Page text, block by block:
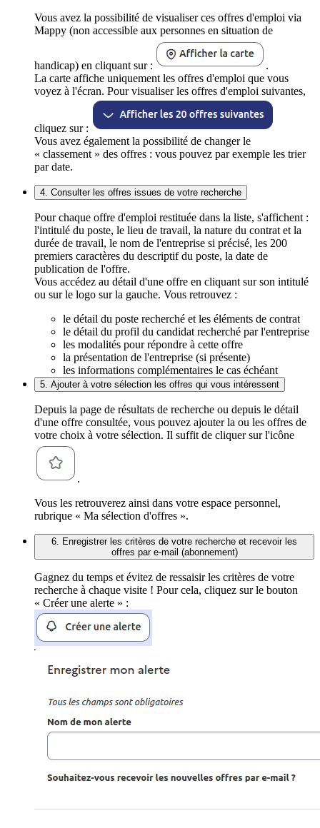
Vous avez la possibilité de visualiser ces offres d'emploi via
Mappy (non accessible aux personnes en situation de
handicap) en cliquant sur :
.
La carte affiche uniquement les offres d'emploi que vous
voyez à l'écran. Pour visualiser les offres d'emploi suivantes,
cliquez sur :
Vous avez également la possibilité de changer le
« classement » des offres : vous pouvez par exemple les trier
par date.
4. Consulter les offres issues de votre recherche
Pour chaque offre d'emploi restituée dans la liste, s'affichent :
l'intitulé du poste, le lieu de travail, la nature du contrat et la
durée de travail, le nom de l'entreprise si précisé, les 200
premiers caractères du descriptif du poste, la date de
publication de l'offre.
Vous accédez au détail d'une offre en cliquant sur son intitulé
ou sur le logo sur la gauche. Vous retrouvez :
le détail du poste recherché et les éléments de contrat
le détail du profil du candidat recherché par l'entreprise
les modalités pour répondre à cette offre
la présentation de l'entreprise (si présente)
les informations complémentaires le cas échéant
5. Ajouter à votre sélection les offres qui vous intéressent
Depuis la page de résultats de recherche ou depuis le détail
d'une offre consultée, vous pouvez ajouter la ou les offres de
votre choix à votre sélection. Il suffit de cliquer sur l'icône
.
Vous les retrouverez ainsi dans votre espace personnel,
rubrique « Ma sélection d'offres ».
6. Enregistrer les critères de votre recherche et recevoir les
offres par e-mail (abonnement)
Gagnez du temps et évitez de ressaisir les critères de votre
recherche à chaque visite ! Pour cela, cliquez sur le bouton
« Créer une alerte » :